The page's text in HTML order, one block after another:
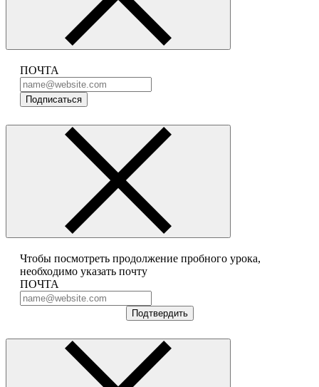
ПОЧТА
Подписаться
Чтобы посмотреть продолжение пробного урока,
необходимо указать почту
ПОЧТА
Подтвердить